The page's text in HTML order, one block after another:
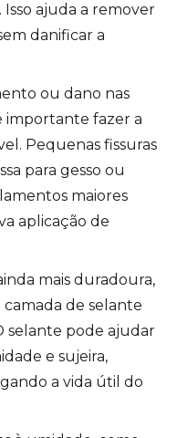
ajuda a remover
danificar a
ou dano nas
importante fazer a
Pequenas fissuras
para gesso ou
maiores
aplicação de
mais duradoura,
de selante
selante pode ajudar
e sujeira,
a vida útil do